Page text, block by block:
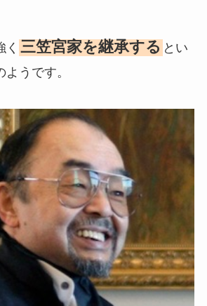
く 三笠宮家を継承する とい
うです。